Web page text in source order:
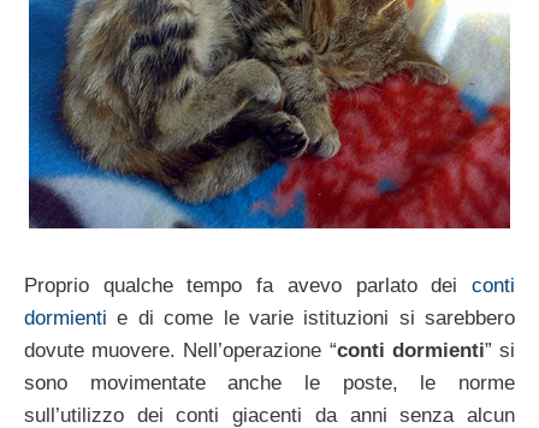
Proprio qualche tempo fa avevo parlato dei conti
dormienti e di come le varie istituzioni si sarebbero
dovute muovere. Nell’operazione “conti dormienti” si
sono movimentate anche le poste, le norme
sull’utilizzo dei conti giacenti da anni senza alcun